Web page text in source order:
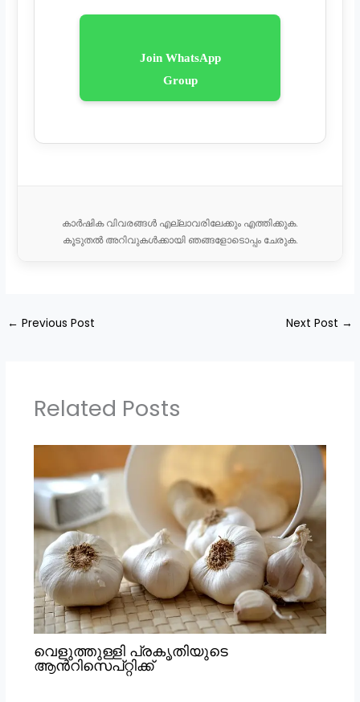
Join WhatsApp
Group
കാർഷിക വിവരങ്ങൾ എല്ലാവരിലേക്കും എത്തിക്കുക.
കൂടുതൽ അറിവുകൾക്കായി ഞങ്ങളോടൊപ്പം ചേരുക.
← Previous Post Next Post →
Related Posts
വെളുത്തുള്ളി പ്രകൃതിയുടെ
ആൻറിസെപ്റ്റിക്ക്